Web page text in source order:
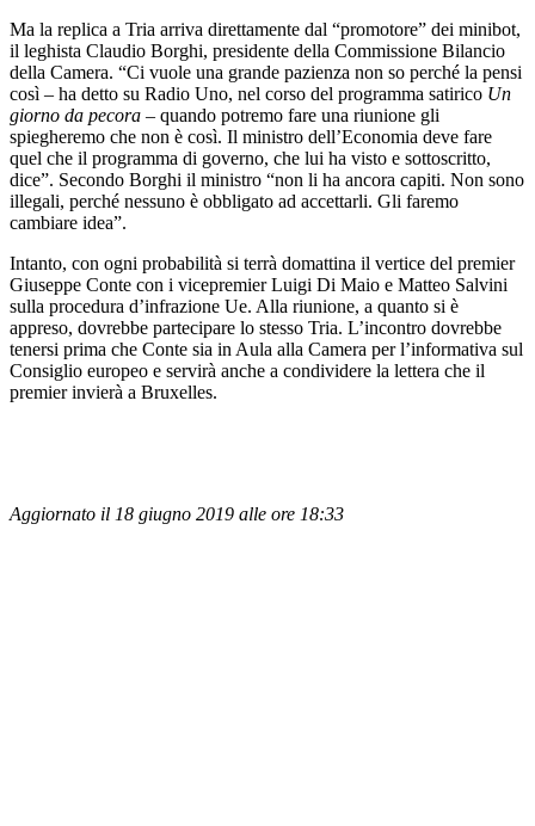
Ma la replica a Tria arriva direttamente dal “promotore” dei minibot,
il leghista Claudio Borghi, presidente della Commissione Bilancio
della Camera. “Ci vuole una grande pazienza non so perché la pensi
così – ha detto su Radio Uno, nel corso del programma satirico Un
giorno da pecora – quando potremo fare una riunione gli
spiegheremo che non è così. Il ministro dell’Economia deve fare
quel che il programma di governo, che lui ha visto e sottoscritto,
dice”. Secondo Borghi il ministro “non li ha ancora capiti. Non sono
illegali, perché nessuno è obbligato ad accettarli. Gli faremo
cambiare idea”.
Intanto, con ogni probabilità si terrà domattina il vertice del premier
Giuseppe Conte con i vicepremier Luigi Di Maio e Matteo Salvini
sulla procedura d’infrazione Ue. Alla riunione, a quanto si è
appreso, dovrebbe partecipare lo stesso Tria. L’incontro dovrebbe
tenersi prima che Conte sia in Aula alla Camera per l’informativa sul
Consiglio europeo e servirà anche a condividere la lettera che il
premier invierà a Bruxelles.
Aggiornato il 18 giugno 2019 alle ore 18:33